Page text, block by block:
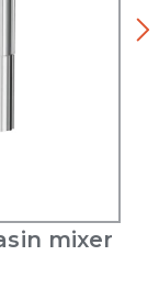
mixer